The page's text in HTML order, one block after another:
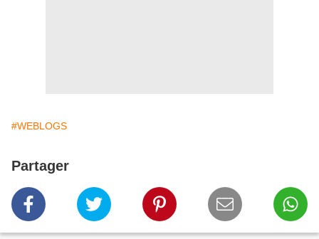
#WEBLOGS
Partager